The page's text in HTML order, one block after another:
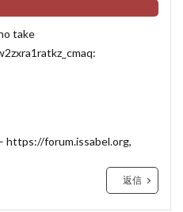
take
https://forum.issabel.org,
返信